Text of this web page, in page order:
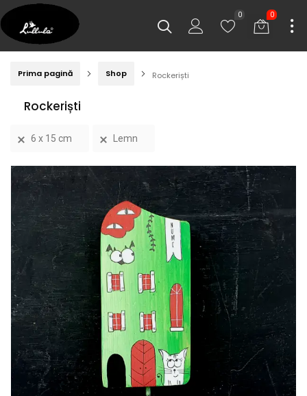
0
0
Prima pagină Shop Rockeriști
Rockeriști
6 x 15 cm Lemn